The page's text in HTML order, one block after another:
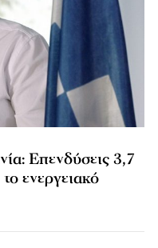
Επενδύσεις 3,7
ενεργειακό